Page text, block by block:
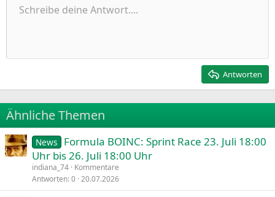
Ungeordnete Liste
Schriftgröße
9
22
26
TextfarbeSchriftfamilie
Arial
Times New Roman
Trebuchet MS
Verdana
Durchgestrichen
Unterstrichen
Inline-Code
AusrichtungLinksbündig
Paragraph format
Normal
Heading 2
ZitatMedienTabelle einfügen
Insert horizontal line
SpoilerCode
Wiederholen
BBCode umschalten
Formatierung entfernen
EntwürfeEntwurf speichern
Schreibe deine Antwort....
Antworten
Ähnliche Themen
News
Formula BOINC: Sprint Race 23. Juli 18:00
Uhr bis 26. Juli 18:00 Uhr
indiana_74 Kommentare
Antworten 0 20.07.2026